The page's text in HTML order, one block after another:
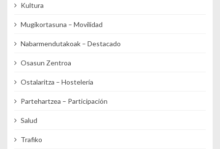
Kultura
Mugikortasuna – Movilidad
Nabarmendutakoak – Destacado
Osasun Zentroa
Ostalaritza – Hostelería
Partehartzea – Participación
Salud
Trafiko